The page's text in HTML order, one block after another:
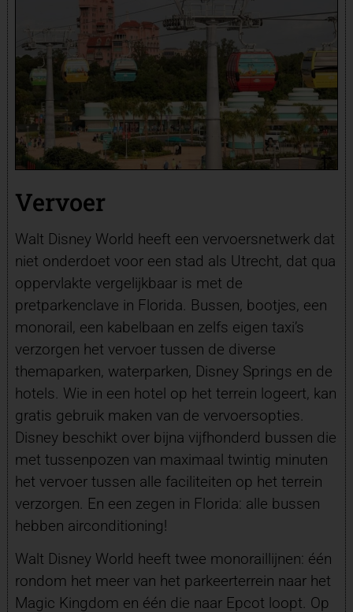
Vervoer
Walt Disney World heeft een vervoersnetwerk dat
niet onderdoet voor een stad als Utrecht, dat qua
oppervlakte vergelijkbaar is met de
pretparkenclave in Florida. Bussen, bootjes, een
monorail, een kabelbaan en zelfs eigen taxi’s
verzorgen het vervoer tussen de diverse
themaparken, waterparken, Disney Springs en de
hotels. Wie in een hotel op het terrein logeert, kan
gratis gebruik maken van de vervoersopties.
Disney beschikt over bijna vijfhonderd bussen die
met tussenpozen van maximaal twintig minuten
het vervoer tussen alle faciliteiten op het terrein
verzorgen. En een zegen in Florida: alle bussen
hebben airconditioning!
Walt Disney World heeft twee monoraillijnen: één
rondom het meer van het parkeerterrein naar het
Magic Kingdom en één die naar Epcot loopt. Op